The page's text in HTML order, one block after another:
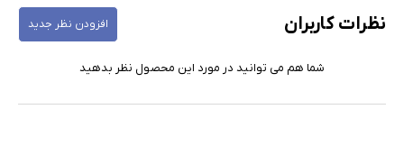
نظرات کاربران افزودن نظر جدید
شما هم می توانید در مورد این محصول نظر بدهید